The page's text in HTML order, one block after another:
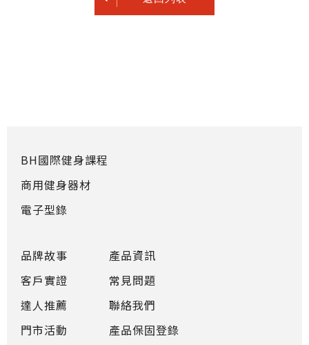
品牌故事
客戶實證
達人推薦
門市活動
產品資訊
常見問題
聯絡我們
產品保固登錄
BH國際健身課程
商用健身器材
電子型錄